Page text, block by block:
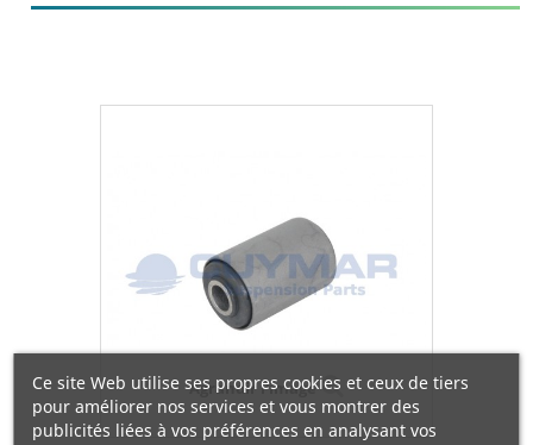
Agrandir l'image
Ce site Web utilise ses propres cookies et ceux de tiers
pour améliorer nos services et vous montrer des
publicités liées à vos préférences en analysant vos